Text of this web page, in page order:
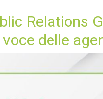
Relations
delle